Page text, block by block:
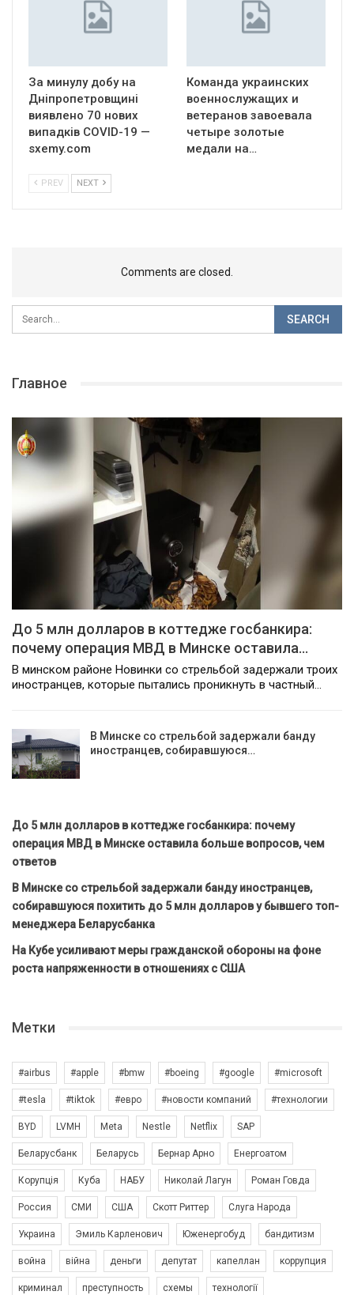
За минулу добу на
Дніпропетровщині
виявлено 70 нових
випадків COVID-19 —
sxemy.com
Команда украинских
военнослужащих и
ветеранов завоевала
четыре золотые
медали на…
PREV NEXT
Comments are closed.
Главное
До 5 млн долларов в коттедже госбанкира:
почему операция МВД в Минске оставила…
В минском районе Новинки со стрельбой задержали троих
иностранцев, которые пытались проникнуть в частный…
В Минске со стрельбой задержали банду
иностранцев, собиравшуюся…
До 5 млн долларов в коттедже госбанкира: почему
операция МВД в Минске оставила больше вопросов, чем
ответов
В Минске со стрельбой задержали банду иностранцев,
собиравшуюся похитить до 5 млн долларов у бывшего топ-
менеджера Беларусбанка
На Кубе усиливают меры гражданской обороны на фоне
роста напряженности в отношениях с США
Метки
#airbus #apple #bmw #boeing #google #microsoft
#tesla #tiktok #евро #новости компаний #технологии
BYD LVMH Meta Nestle Netflix SAP
Беларусбанк Беларусь Бернар Арно Енергоатом
Корупція Куба НАБУ Николай Лагун Роман Говда
Россия СМИ США Скотт Риттер Слуга Народа
Украина Эмиль Карленович Юженергобуд бандитизм
война війна деньги депутат капеллан коррупция
криминал преступность схемы технології